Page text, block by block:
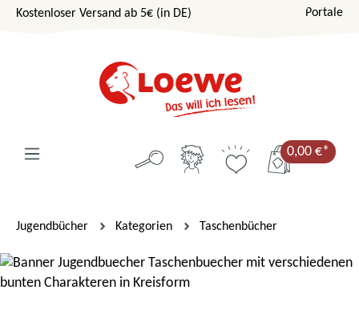
Zum Hauptinhalt springen
Kostenloser Versand ab 5€ (in DE) Portale
0,00 €*
Jugendbücher Kategorien Taschenbücher